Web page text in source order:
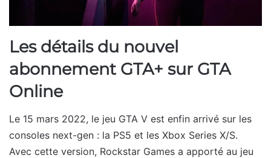
Les détails du nouvel
abonnement GTA+ sur GTA
Online
Le 15 mars 2022, le jeu GTA V est enfin arrivé sur les
consoles next-gen : la PS5 et les Xbox Series X/S.
Avec cette version, Rockstar Games a apporté au jeu